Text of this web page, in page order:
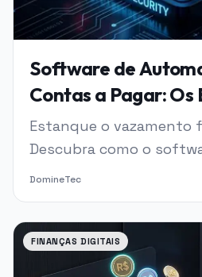
Software de
Contas a Pagar: Os
Faturas que
Silenciosamente o
Estanque o vazamento
Descubra como o
de contas a pagar
DomineTec
FINANÇAS DIGITAIS